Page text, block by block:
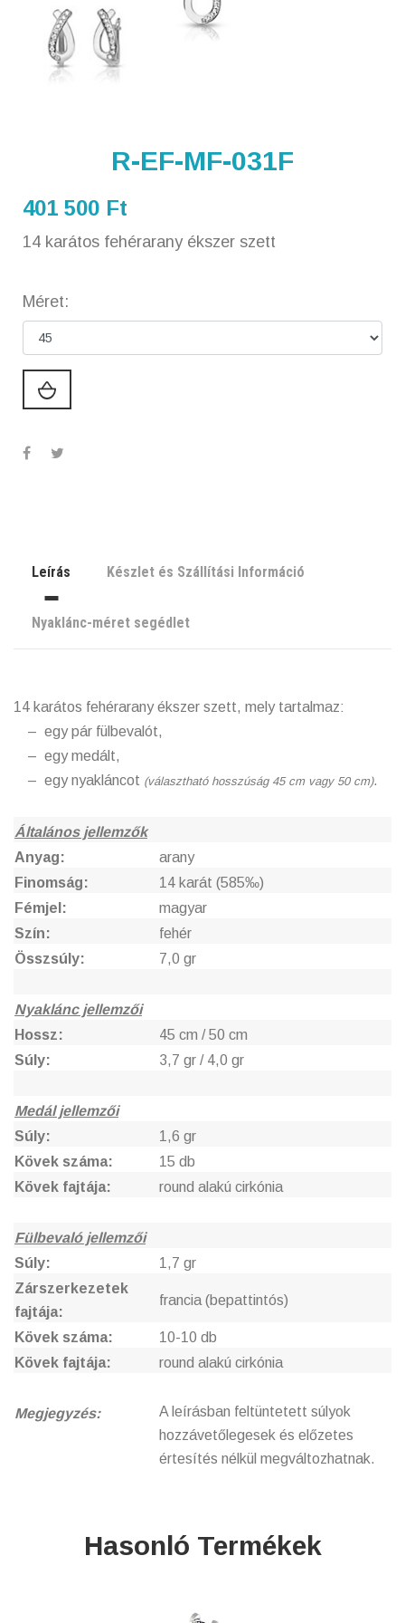
R-EF-MF-031F
401 500 Ft
14 karátos fehérarany ékszer szett
Méret:
Leírás Készlet és Szállítási Információ
Nyaklánc-méret segédlet
14 karátos fehérarany ékszer szett, mely tartalmaz:
– egy pár fülbevalót,
– egy medált,
– egy nyakláncot (választható hosszúság 45 cm vagy 50 cm).
Általános jellemzők
Anyag:
arany
Finomság:
14 karát (585‰)
Fémjel:
magyar
Szín:
fehér
Összsúly:
7,0 gr
Nyaklánc jellemzői
Hossz:
45 cm / 50 cm
Súly:
3,7 gr / 4,0 gr
Medál jellemzői
Súly:
1,6 gr
Kövek száma:
15 db
Kövek fajtája:
round alakú cirkónia
Fülbevaló jellemzői
Súly:
1,7 gr
Zárszerkezetek
fajtája:
francia (bepattintós)
Kövek száma:
10-10 db
Kövek fajtája:
round alakú cirkónia
Megjegyzés:
A leírásban feltüntetett súlyok
hozzávetőlegesek és előzetes
értesítés nélkül megváltozhatnak.
Hasonló Termékek